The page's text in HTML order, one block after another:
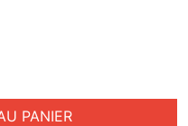
PANIER